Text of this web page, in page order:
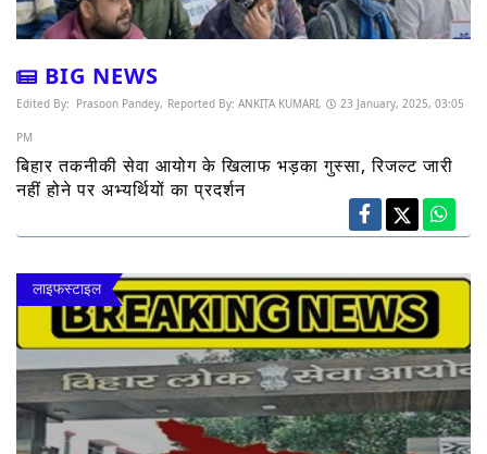
BIG NEWS
Edited By: Prasoon Pandey, Reported By: ANKITA KUMARI, 23 January, 2025, 03:05
PM
बिहार तकनीकी सेवा आयोग के खिलाफ भड़का गुस्सा, रिजल्ट जारी
नहीं होने पर अभ्यर्थियों का प्रदर्शन
लाइफस्टाइल